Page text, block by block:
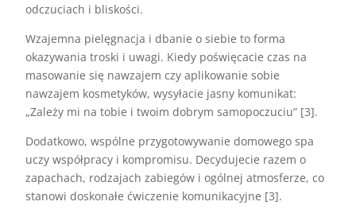
odczuciach i bliskości.
Wzajemna pielęgnacja i dbanie o siebie to forma
okazywania troski i uwagi. Kiedy poświęcacie czas na
masowanie się nawzajem czy aplikowanie sobie
nawzajem kosmetyków, wysyłacie jasny komunikat:
„Zależy mi na tobie i twoim dobrym samopoczuciu” [3].
Dodatkowo, wspólne przygotowywanie domowego spa
uczy współpracy i kompromisu. Decydujecie razem o
zapachach, rodzajach zabiegów i ogólnej atmosferze, co
stanowi doskonałe ćwiczenie komunikacyjne [3].